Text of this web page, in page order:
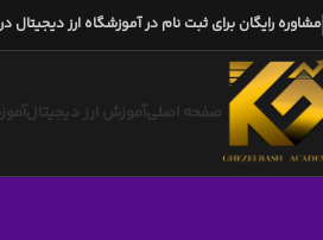
مشاوره رایگان برای ثبت نام در آموزشگاه ارز دیجیتال
صفحه اصلیآموزش ارز دیجیتال